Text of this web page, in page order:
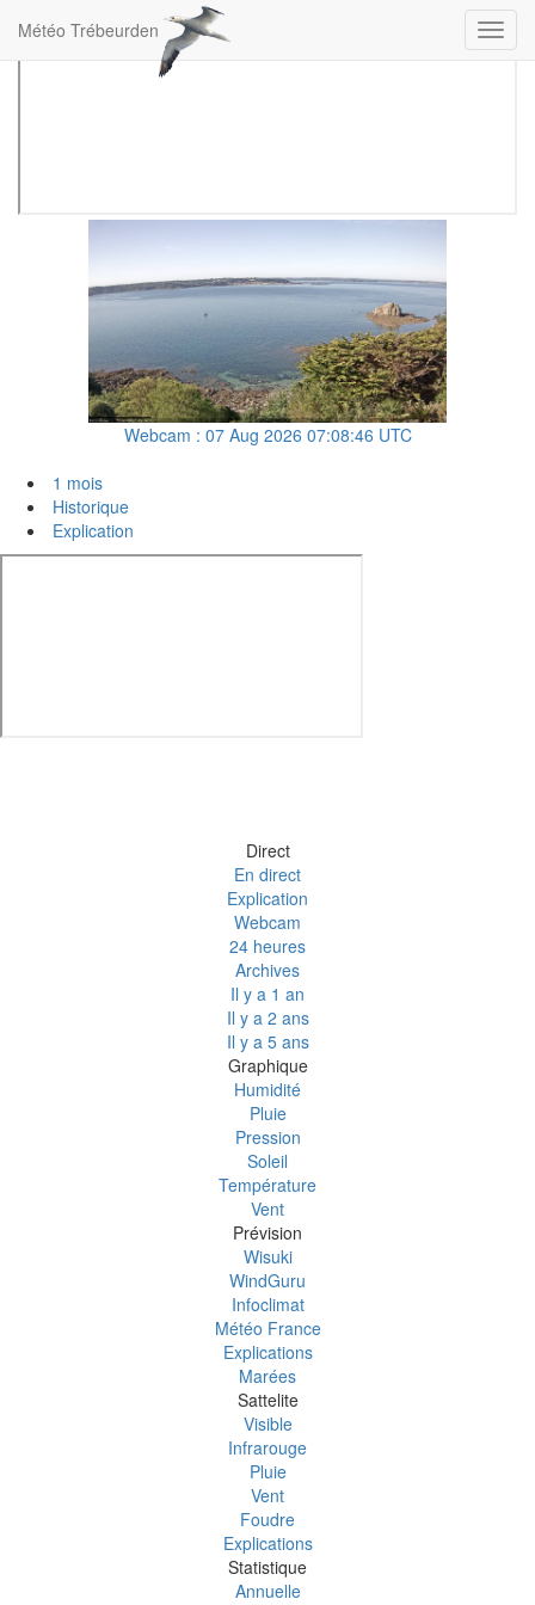
Menu
Météo Trébeurden
Webcam : 07 Aug 2026 07:08:46 UTC
1 mois
Historique
Explication
Direct
En direct
Explication
Webcam
24 heures
Archives
Il y a 1 an
Il y a 2 ans
Il y a 5 ans
Graphique
Humidité
Pluie
Pression
Soleil
Température
Vent
Prévision
Wisuki
WindGuru
Infoclimat
Météo France
Explications
Marées
Sattelite
Visible
Infrarouge
Pluie
Vent
Foudre
Explications
Statistique
Annuelle